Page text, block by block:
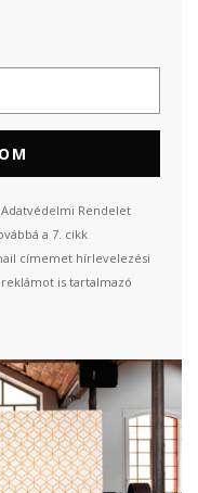
Rendelet
a 7. cikk
címemet hírlevelezési
is tartalmazó